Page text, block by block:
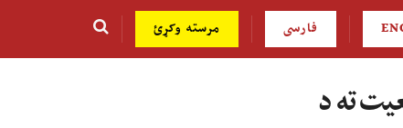
فارسی مرسته وکړئ
ته د